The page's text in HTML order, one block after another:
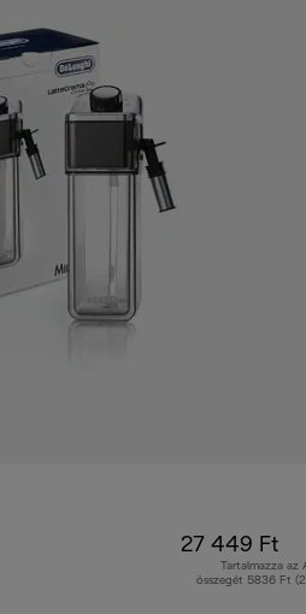
27 449 Ft
Tartalmazza az
összegét 5836 Ft